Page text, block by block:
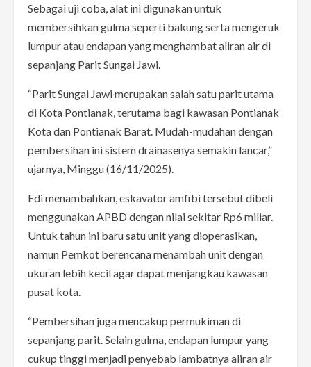
Sebagai uji coba, alat ini digunakan untuk
membersihkan gulma seperti bakung serta mengeruk
lumpur atau endapan yang menghambat aliran air di
sepanjang Parit Sungai Jawi.
“Parit Sungai Jawi merupakan salah satu parit utama
di Kota Pontianak, terutama bagi kawasan Pontianak
Kota dan Pontianak Barat. Mudah-mudahan dengan
pembersihan ini sistem drainasenya semakin lancar,”
ujarnya, Minggu (16/11/2025).
Edi menambahkan, eskavator amfibi tersebut dibeli
menggunakan APBD dengan nilai sekitar Rp6 miliar.
Untuk tahun ini baru satu unit yang dioperasikan,
namun Pemkot berencana menambah unit dengan
ukuran lebih kecil agar dapat menjangkau kawasan
pusat kota.
“Pembersihan juga mencakup permukiman di
sepanjang parit. Selain gulma, endapan lumpur yang
cukup tinggi menjadi penyebab lambatnya aliran air